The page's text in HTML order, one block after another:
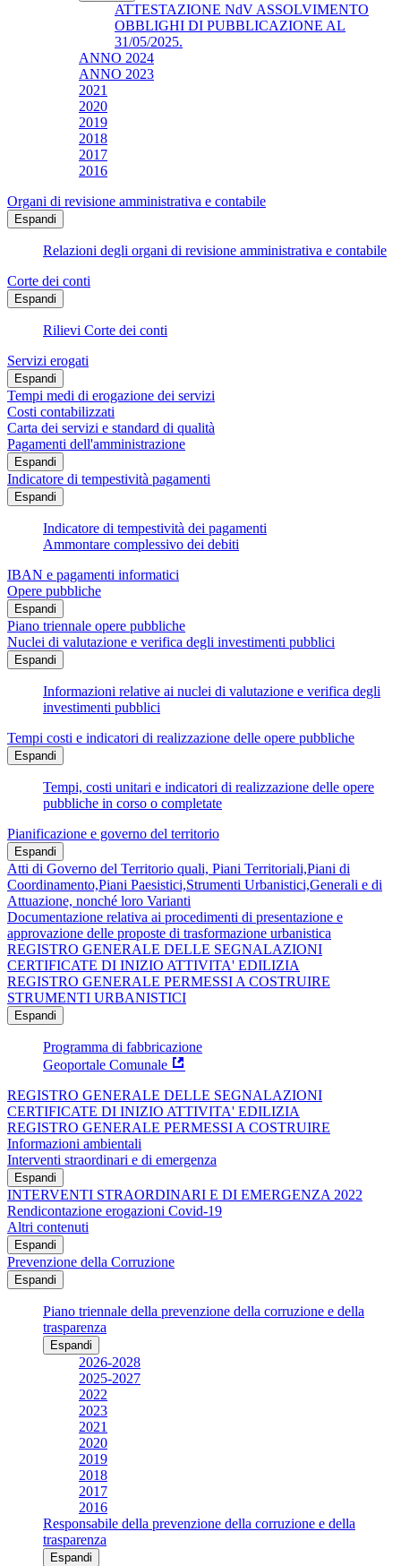
ATTESTAZIONE NdV ASSOLVIMENTO
OBBLIGHI DI PUBBLICAZIONE AL
31/05/2025.
ANNO 2024
ANNO 2023
2021
2020
2019
2018
2017
2016
Organi di revisione amministrativa e contabile
Espandi
Relazioni degli organi di revisione amministrativa e contabile
Corte dei conti
Espandi
Rilievi Corte dei conti
Servizi erogati
Espandi
Tempi medi di erogazione dei servizi
Costi contabilizzati
Carta dei servizi e standard di qualità
Pagamenti dell'amministrazione
Espandi
Indicatore di tempestività pagamenti
Espandi
Indicatore di tempestività dei pagamenti
Ammontare complessivo dei debiti
IBAN e pagamenti informatici
Opere pubbliche
Espandi
Piano triennale opere pubbliche
Nuclei di valutazione e verifica degli investimenti pubblici
Espandi
Informazioni relative ai nuclei di valutazione e verifica degli
investimenti pubblici
Tempi costi e indicatori di realizzazione delle opere pubbliche
Espandi
Tempi, costi unitari e indicatori di realizzazione delle opere
pubbliche in corso o completate
Pianificazione e governo del territorio
Espandi
Atti di Governo del Territorio quali, Piani Territoriali,Piani di
Coordinamento,Piani Paesistici,Strumenti Urbanistici,Generali e di
Attuazione, nonché loro Varianti
Documentazione relativa ai procedimenti di presentazione e
approvazione delle proposte di trasformazione urbanistica
REGISTRO GENERALE DELLE SEGNALAZIONI
CERTIFICATE DI INIZIO ATTIVITA' EDILIZIA
REGISTRO GENERALE PERMESSI A COSTRUIRE
STRUMENTI URBANISTICI
Espandi
Programma di fabbricazione
Geoportale Comunale
REGISTRO GENERALE DELLE SEGNALAZIONI
CERTIFICATE DI INIZIO ATTIVITA' EDILIZIA
REGISTRO GENERALE PERMESSI A COSTRUIRE
Informazioni ambientali
Interventi straordinari e di emergenza
Espandi
INTERVENTI STRAORDINARI E DI EMERGENZA 2022
Rendicontazione erogazioni Covid-19
Altri contenuti
Espandi
Prevenzione della Corruzione
Espandi
Piano triennale della prevenzione della corruzione e della
trasparenza
Espandi
2026-2028
2025-2027
2022
2023
2021
2020
2019
2018
2017
2016
Responsabile della prevenzione della corruzione e della
trasparenza
Espandi